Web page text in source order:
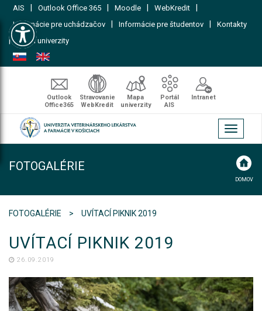
Open toolbar
AIS Outlook Office 365 Moodle WebKredit
Informácie pre uchádzačov Informácie pre študentov Kontakty
| Mapa univerzity
Outlook
Office365
Stravovanie
WebKredit
Mapa
univerzity
Portál
AIS
Intranet
Toggle
FOTOGALÉRIE
DOMOV
FOTOGALÉRIE UVÍTACÍ PIKNIK 2019
UVÍTACÍ PIKNIK 2019
26.09.2019